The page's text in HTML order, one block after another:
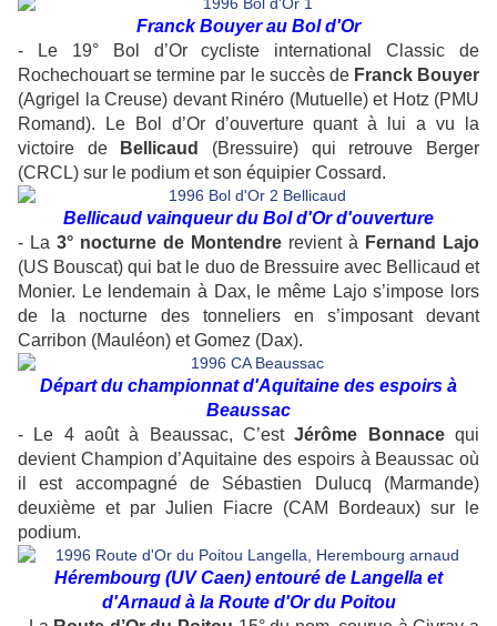
Franck Bouyer au Bol d'Or
- Le 19° Bol d’Or cycliste international Classic de
Rochechouart se termine par le succès de Franck Bouyer
(Agrigel la Creuse) devant Rinéro (Mutuelle) et Hotz (PMU
Romand). Le Bol d’Or d’ouverture quant à lui a vu la
victoire de
Bellicaud
(Bressuire) qui retrouve Berger
(CRCL) sur le podium et son équipier Cossard.
Bellicaud vainqueur du Bol d'Or d'ouverture
- La 3° nocturne de Montendre revient à Fernand Lajo
(US Bouscat) qui bat le duo de Bressuire avec Bellicaud et
Monier. Le lendemain à Dax, le même Lajo s’impose lors
de la nocturne des tonneliers en s’imposant devant
Carribon (Mauléon) et Gomez (Dax).
Départ du championnat d'Aquitaine des espoirs à
Beaussac
- Le 4 août à Beaussac, C’estJérôme Bonnacequi
devient Champion d’Aquitaine des espoirs à Beaussac où
il est accompagné de Sébastien Dulucq (Marmande)
deuxième et par Julien Fiacre (CAM Bordeaux) sur le
podium.
Hérembourg (UV Caen) entouré de Langella et
d'Arnaud à la Route d'Or du Poitou